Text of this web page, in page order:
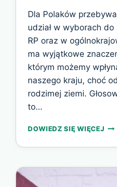
Dla Polaków
udział w wyborach do
RP oraz w
ma wyjątkowe
którym możemy
naszego kraju, choć
rodzimej ziemi.
to…
DOWIEDZ SIĘ WIĘCEJ
W